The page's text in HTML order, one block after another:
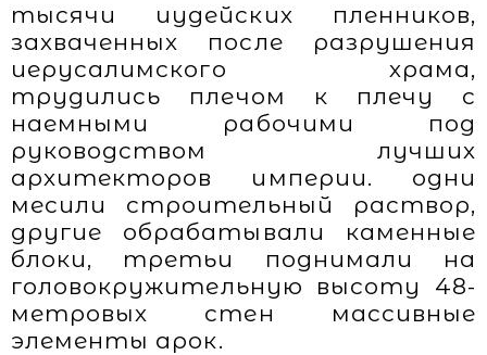
тысячи иудейских пленников,
захваченных после разрушения
иерусалимского храма,
трудились плечом к плечу с
наемными рабочими под
руководством лучших
архитекторов империи. одни
месили строительный раствор,
другие обрабатывали каменные
блоки, третьи поднимали на
головокружительную высоту 48-
метровых стен массивные
элементы арок.